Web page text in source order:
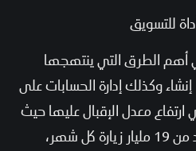
للتسويق
أهم الطرق التي ينتهجها
وكذلك إدارة الحسابات على
معدل الإقبال عليها حيث
شهر،